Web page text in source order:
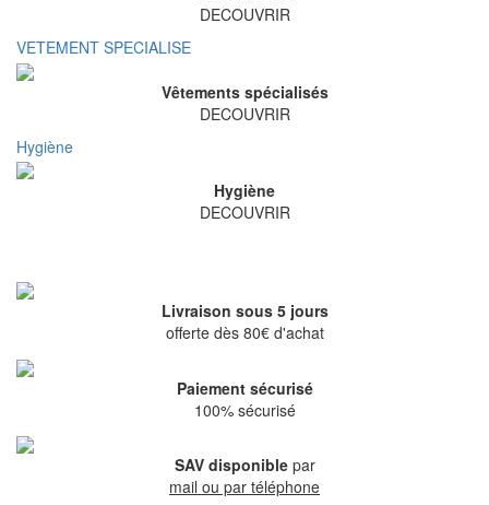
DECOUVRIR
VETEMENT SPECIALISE
Vêtements spécialisés
DECOUVRIR
Hygiène
Hygiène
DECOUVRIR
Livraison sous 5 jours
offerte dès 80€ d'achat
Paiement sécurisé
100% sécurisé
SAV disponiblepar
mail ou par téléphone